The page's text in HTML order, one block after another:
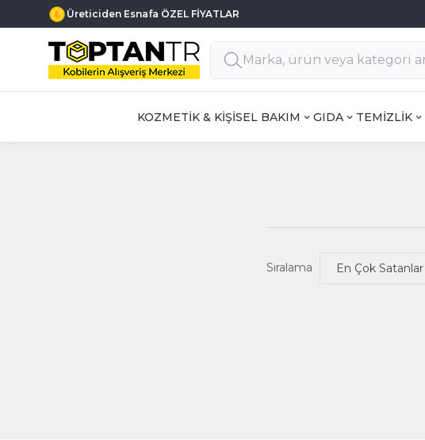
Üreticiden Esnafa ÖZEL FİYATLAR
KOZMETİK & KİŞİSEL BAKIM GIDA TEMİZLİK
Sıralama